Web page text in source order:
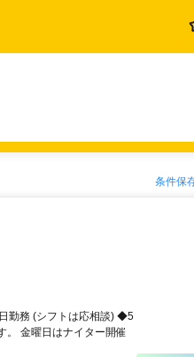
条件保
勤務 (シフトは応相談) ◆5
。 金曜日はナイター開催